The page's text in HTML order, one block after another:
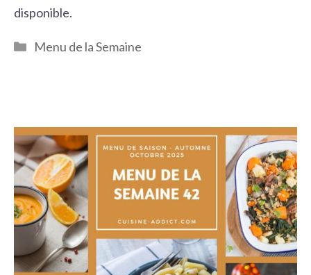
disponible.
Catégories
Menu de la Semaine